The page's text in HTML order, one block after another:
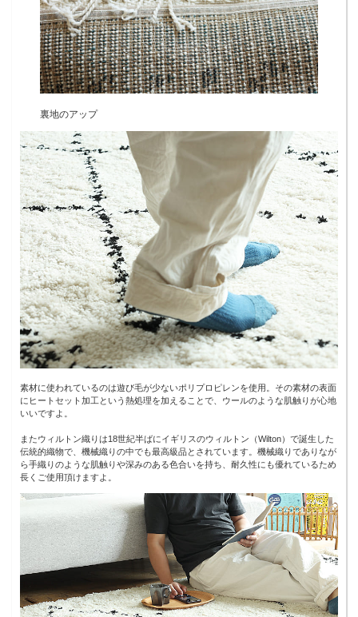
裏地のアップ
素材に使われているのは遊び毛が少ないポリプロピレンを使用。その素材の表面
にヒートセット加工という熱処理を加えることで、ウールのような肌触りが心地
いいですよ。
またウィルトン織りは18世紀半ばにイギリスのウィルトン（Wilton）で誕生した
伝統的織物で、機械織りの中でも最高級品とされています。機械織りでありなが
ら手織りのような肌触りや深みのある色合いを持ち、耐久性にも優れているため
長くご使用頂けますよ。